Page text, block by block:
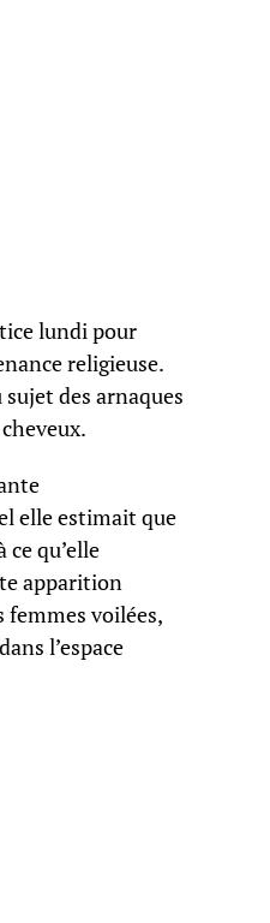
lundi pour
religieuse.
des arnaques
elle estimait que
qu’elle
apparition
femmes voilées,
l’espace